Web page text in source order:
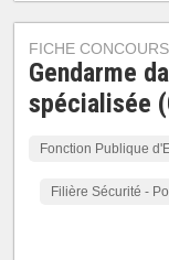
FICHE CONCOURS
Gendarme
spécialisée
Fonction Publique
Filière Sécurité -